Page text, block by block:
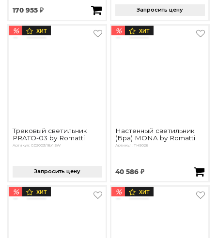
170 955 ₽ Запросить цену
% ХИТ
Трековый светильник
PRATO-03 by Romatti
Артикул: GD2003/18x1.5W
Запросить цену
% ХИТ
Настенный светильник
(Бра) MONA by Romatti
Артикул: TH5028
40 586 ₽
% ХИТ % ХИТ